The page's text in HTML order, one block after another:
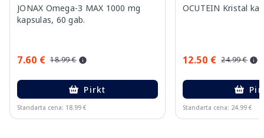
JONAX Omega-3 MAX 1000 mg
kapsulas, 60 gab.
7.60 € 18.99 €
Pirkt
Standarta cena: 18.99 €
OCUTEIN Kristal
12.50 € 24.99 €
Standarta cena: 24.99 €